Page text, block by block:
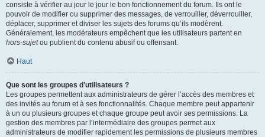
consiste à vérifier au jour le jour le bon fonctionnement du forum. Ils ont le
pouvoir de modifier ou supprimer des messages, de verrouiller, déverrouiller,
déplacer, supprimer et diviser les sujets des forums qu’ils modèrent.
Généralement, les modérateurs empêchent que les utilisateurs partent en
hors-sujetou publient du contenu abusif ou offensant.
Haut
Que sont les groupes d’utilisateurs ?
Les groupes permettent aux administrateurs de gérer l’accès des membres et
des invités au forum et à ses fonctionnalités. Chaque membre peut appartenir
à un ou plusieurs groupes et chaque groupe peut avoir ses permissions. La
gestion des membres par l’intermédiaire des groupes permet aux
administrateurs de modifier rapidement les permissions de plusieurs membres